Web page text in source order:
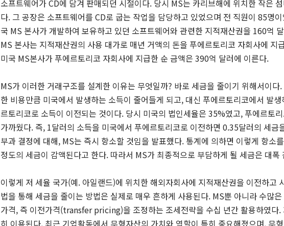
소프트웨어가CD에 담겨 판매되던 시절이다. 당시 MS는 카리브해에 위치한 작은
다. 그 공장은 소프트웨어를 CD로 굽는 작업을 담당하고 있었으며 전 직원이 85명
국 MS 본사가 개발하여 보유하고 있던 소프트웨어와 관련한 지적재산권을 160억
MS 본사는 지적재산권의 사용 대가로 매년 거액의 돈을 푸에르토리코 자회사에 지
미국 MS본사가 푸에르토리코 자회사에 지급한 순 금액은 390억 달러에 이른다.
MS가 이러한 거래구조를 설계한 이유는 무엇일까? 바로 세금을 줄이기 위해서이
한 비용만큼 미국에서 발생하는 소득이 줄어들게 되고, 대신 푸에르토리코에서 발
르토리코로 소득이 이전되는 것이다. 당시 미국의 법인세율은 35%였고, 푸에르토
가까웠다. 즉, 1달러의 소득을 미국에서 푸에르토리코로 이전하면 0.35달러의 세금
부과 결정에 대해, MS는 즉시 항소할 것임을 발표했다. 통계에 의하면 이렇게 항소
정도의 세금이 감액된다고 한다. 따라서 MS가 최종적으로 부담하게 될 세금은 대폭
이렇게 저 세율 국가(예. 아일랜드)에 위치한 해외자회사에 지적재산권을 이전하고
법을 통해 세금을 줄이는 방법은 실제로 매우 흔하게 사용된다. MS뿐 아니라 수많
가격,즉 이전가격(transfer pricing)을 조정하는 조세전략을 수십 년간 활용하였다.
히 이용된다. 최근 기업활동에서 무형자산의 가치와 역할이 특히 중요해졌으며, 무